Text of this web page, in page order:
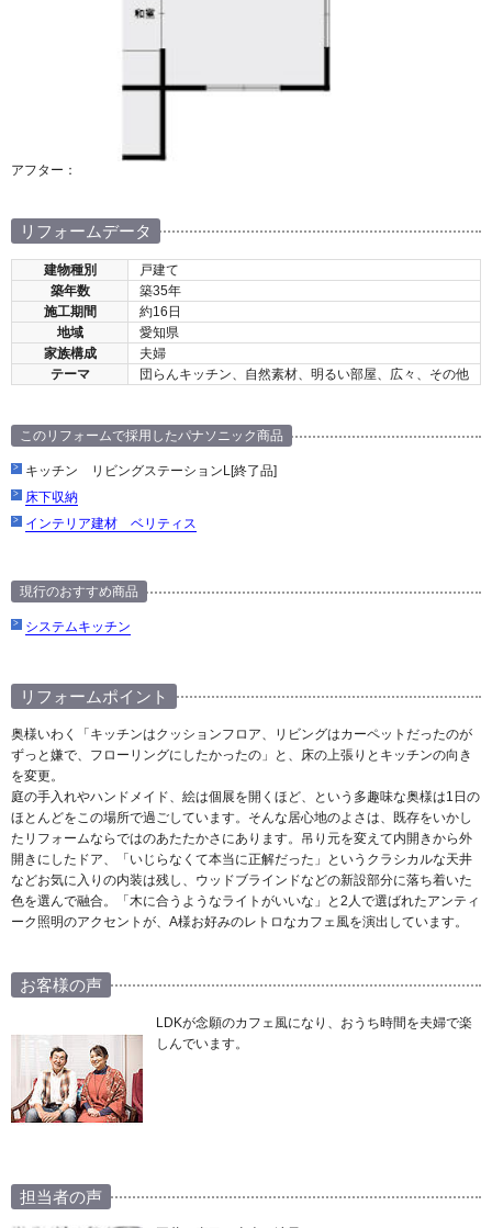
アフター：
リフォームデータ
建物種別
戸建て
築年数
築35年
施工期間
約16日
地域
愛知県
家族構成
夫婦
テーマ
団らんキッチン、自然素材、明るい部屋、広々、その他
このリフォームで採用したパナソニック商品
キッチン リビングステーションL[終了品]
床下収納
インテリア建材 ベリティス
現行のおすすめ商品
システムキッチン
リフォームポイント
奥様いわく「キッチンはクッションフロア、リビングはカーペットだったのが
ずっと嫌で、フローリングにしたかったの」と、床の上張りとキッチンの向き
を変更。
庭の手入れやハンドメイド、絵は個展を開くほど、という多趣味な奥様は1日の
ほとんどをこの場所で過ごしています。そんな居心地のよさは、既存をいかし
たリフォームならではのあたたかさにあります。吊り元を変えて内開きから外
開きにしたドア、「いじらなくて本当に正解だった」というクラシカルな天井
などお気に入りの内装は残し、ウッドブラインドなどの新設部分に落ち着いた
色を選んで融合。「木に合うようなライトがいいな」と2人で選ばれたアンティ
ーク照明のアクセントが、A様お好みのレトロなカフェ風を演出しています。
お客様の声
LDKが念願のカフェ風になり、おうち時間を夫婦で楽
しんでいます。
担当者の声